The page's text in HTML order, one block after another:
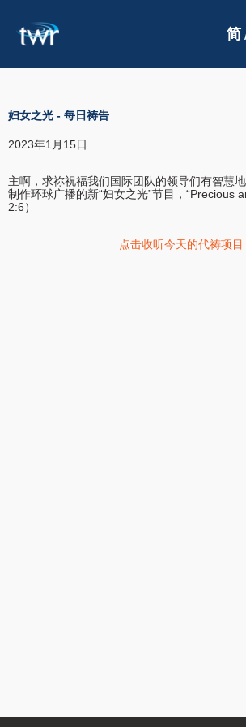
简
妇女之光 - 每日祷告
2023年1月15日
主啊，求祢祝福我们国际团队的领导们有智慧
制作环球广播的新“妇女之光”节目，“Precious
2:6）
点击收听今天的代祷项目